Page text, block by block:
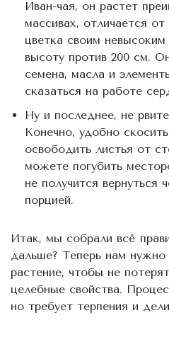
Иван-чая, он растет
массивах, отличается от
цветка своим
высоту против 200 см.
семена, масла и
сказаться на работе
Ну и последнее, не
Конечно, удобно
освободить листья от
можете погубить
не получится вернуться
порцией.
Итак, мы собрали всё
дальше? Теперь нам нужно
растение, чтобы не
целебные свойства.
но требует терпения и